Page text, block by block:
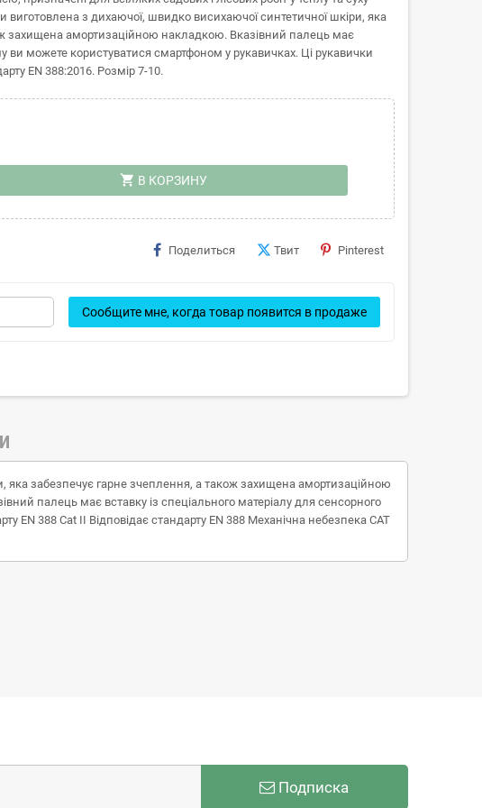
виготовлена з дихаючої, швидко висихаючої синтетичної шкіри, яка
захищена амортизаційною накладкою. Вказівний палець має
ви можете користуватися смартфоном у рукавичках. Ці рукавички
EN 388:2016. Розмір 7-10.
shopping_cart В КОРЗИНУ
Поделиться Твит Pinterest
Сообщите мне, когда товар появится в продаже
яка забезпечує гарне зчеплення, а також захищена амортизаційною
палець має вставку із спеціального матеріалу для сенсорного
EN 388 Cat II Відповідає стандарту EN 388 Механічна небезпека CAT
Подписка